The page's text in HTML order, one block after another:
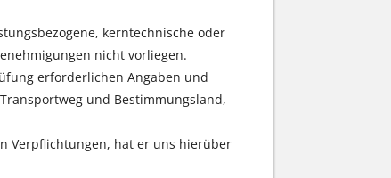
kerntechnische oder
nicht vorliegen.
erforderlichen Angaben und
und Bestimmungsland,
Verpflichtungen, hat er uns hierüber